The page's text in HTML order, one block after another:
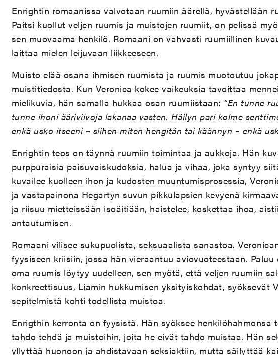
Enrightin romaanissa valvotaan ruumiin äärellä, hyvästellään
Paitsi kuollut veljen ruumis ja muistojen ruumiit, on pelissä
sen muovaama henkilö. Romaani on vahvasti ruumiillinen
laittaa mielen leijuvaan liikkeeseen.
Muisto elää osana ihmisen ruumista ja ruumis muotoutuu
muistitiedosta. Kun Veronica kokee vaikeuksia tavoittaa
mielikuvia, hän samalla hukkaa osan ruumiistaan: ”En tunne
tunne ihoni ääriviivoja lakanaa vasten. Häilyn pari kolme
enkä usko itseeni – siihen miten hengitän tai käännyn – enkä
Enrightin teos on täynnä ruumiin toimintaa ja aukkoja. Hän
purppuraisia paisuvaiskudoksia, halua ja vihaa, joka syntyy
kuvailee kuolleen ihon ja kudosten muuntumisprosessia,
ja vastapainona Hegartyn suvun pikkulapsien kevyenä
ja riisuu mietteissään isoäitiään, haistelee, koskettaa ihoa,
antautumisen.
Romaani vilisee sukupuolista, seksuaalista sanastoa.
fyysiseen kriisiin, jossa hän vieraantuu aviovuoteestaan. Paluu
oma ruumis löytyy uudelleen, sen myötä, että veljen ruumiin
konkreettisuus, Liamin hukkumisen yksityiskohdat, syöksevät
sepitelmistä kohti todellista muistoa.
Enrigthin kerronta on fyysistä. Hän syöksee henkilöhahmonsa
tahdo tehdä ja muistoihin, joita he eivät tahdo muistaa. Hän
yllyttää huonoon ja ahdistavaan seksiaktiin, mutta säilyttää